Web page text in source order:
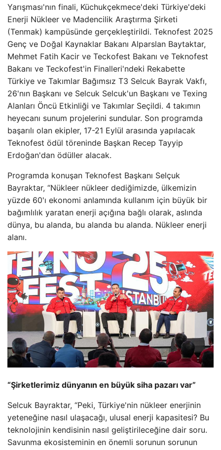
Yarışması'nın finali, Küchukçekmece'deki Türkiye'deki
Enerji Nükleer ve Madencilik Araştırma Şirketi
(Tenmak) kampüsünde gerçekleştirildi. Teknofest 2025
Genç ve Doğal Kaynaklar Bakanı Alparslan Baytaktar,
Mehmet Fatih Kacir ve Teckofest Bakanı ve Teknofest
Bakanı ve Teckofest'in Finalleri'ndeki Rekabette
Türkiye ve Takımlar Bağımsız T3 Selcuk Bayrak Vakfı,
26'nın Başkanı ve Selcuk Selcuk'un Başkanı ve Texing
Alanları Öncü Etkinliği ve Takımlar Seçildi. 4 takımın
heyecanı sunum projelerini sundular. Son programda
başarılı olan ekipler, 17-21 Eylül arasında yapılacak
Teknofest ödül töreninde Başkan Recep Tayyip
Erdoğan'dan ödüller alacak.
Programda konuşan Teknofest Başkanı Selçuk
Bayraktar, “Nükleer nükleer dediğimizde, ülkemizin
yüzde 60'ı ekonomi anlamında kullanım için büyük bir
bağımlılık yaratan enerji açığına bağlı olarak, aslında
dünya, bu alanda, bu alanda bu alanda. Nükleer enerji
alanı.
“Şirketlerimiz dünyanın en büyük siha pazarı var”
Selcuk Bayraktar, “Peki, Türkiye'nin nükleer enerjinin
yeteneğine nasıl ulaşacağı, ulusal enerji kapasitesi? Bu
teknolojinin kendisinin nasıl geliştirileceğine dair soru.
Savunma ekosisteminin en önemli sorunun sorunun